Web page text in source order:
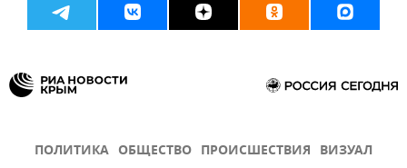
ПОЛИТИКА ОБЩЕСТВО ПРОИСШЕСТВИЯ ВИЗУАЛ